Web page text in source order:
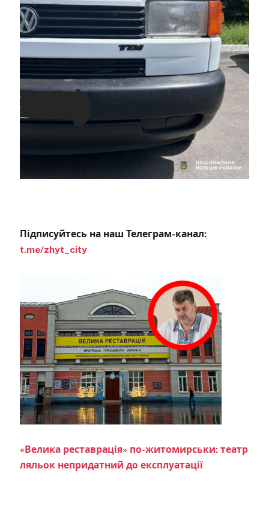
Підписуйтесь на наш Телеграм-канал:
t.me/zhyt_city
«Велика реставрація» по-житомирськи: театр
ляльок непридатний до експлуатації